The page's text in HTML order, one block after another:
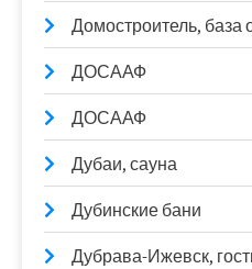
Домостроитель, база
ДОСААФ
ДОСААФ
Дубаи, сауна
Дубинские бани
Дубрава-Ижевск,